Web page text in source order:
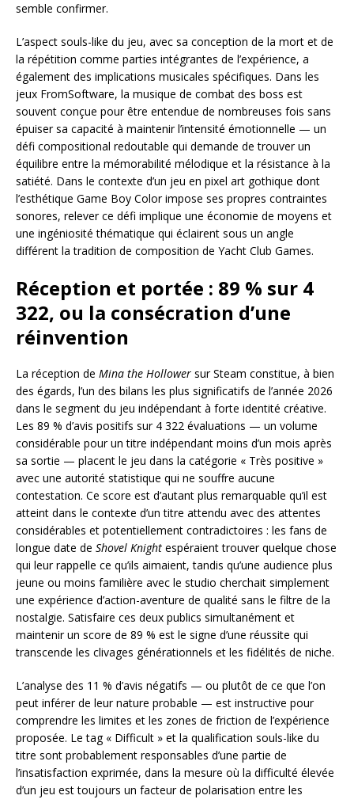
semble confirmer.
L’aspect souls-like du jeu, avec sa conception de la mort et de
la répétition comme parties intégrantes de l’expérience, a
également des implications musicales spécifiques. Dans les
jeux FromSoftware, la musique de combat des boss est
souvent conçue pour être entendue de nombreuses fois sans
épuiser sa capacité à maintenir l’intensité émotionnelle — un
défi compositional redoutable qui demande de trouver un
équilibre entre la mémorabilité mélodique et la résistance à la
satiété. Dans le contexte d’un jeu en pixel art gothique dont
l’esthétique Game Boy Color impose ses propres contraintes
sonores, relever ce défi implique une économie de moyens et
une ingéniosité thématique qui éclairent sous un angle
différent la tradition de composition de Yacht Club Games.
Réception et portée : 89 % sur 4
322, ou la consécration d’une
réinvention
La réception de Mina the Hollower sur Steam constitue, à bien
des égards, l’un des bilans les plus significatifs de l’année 2026
dans le segment du jeu indépendant à forte identité créative.
Les 89 % d’avis positifs sur 4 322 évaluations — un volume
considérable pour un titre indépendant moins d’un mois après
sa sortie — placent le jeu dans la catégorie « Très positive »
avec une autorité statistique qui ne souffre aucune
contestation. Ce score est d’autant plus remarquable qu’il est
atteint dans le contexte d’un titre attendu avec des attentes
considérables et potentiellement contradictoires : les fans de
longue date de Shovel Knight espéraient trouver quelque chose
qui leur rappelle ce qu’ils aimaient, tandis qu’une audience plus
jeune ou moins familière avec le studio cherchait simplement
une expérience d’action-aventure de qualité sans le filtre de la
nostalgie. Satisfaire ces deux publics simultanément et
maintenir un score de 89 % est le signe d’une réussite qui
transcende les clivages générationnels et les fidélités de niche.
L’analyse des 11 % d’avis négatifs — ou plutôt de ce que l’on
peut inférer de leur nature probable — est instructive pour
comprendre les limites et les zones de friction de l’expérience
proposée. Le tag « Difficult » et la qualification souls-like du
titre sont probablement responsables d’une partie de
l’insatisfaction exprimée, dans la mesure où la difficulté élevée
d’un jeu est toujours un facteur de polarisation entre les